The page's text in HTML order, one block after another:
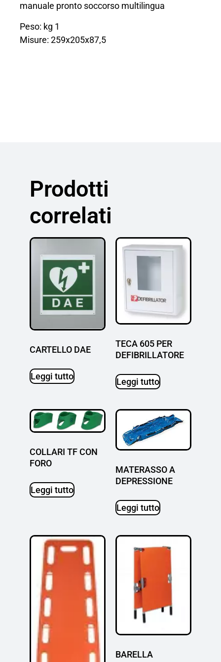
manuale pronto soccorso multilingua
Peso: kg 1
Misure: 259x205x87,5
Prodotti
correlati
CARTELLO DAE
Leggi tutto
TECA 605 PER
DEFIBRILLATORE
Leggi tutto
COLLARI TF CON
FORO
Leggi tutto
MATERASSO A
DEPRESSIONE
Leggi tutto
BARELLA